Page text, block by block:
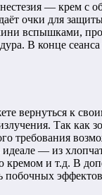
— крем с
очки для
вспышками,
В конце
вернуться к
Так как
требования
идеале — из
кремом и т.д. В